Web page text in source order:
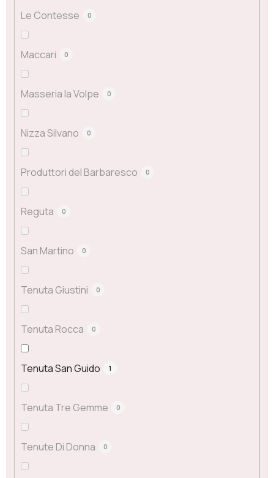
Le Contesse 0
Maccari 0
Masseria la Volpe 0
Nizza Silvano 0
Produttori del Barbaresco 0
Reguta 0
San Martino 0
Tenuta Giustini 0
Tenuta Rocca 0
Tenuta San Guido 1
Tenuta Tre Gemme 0
Tenute Di Donna 0